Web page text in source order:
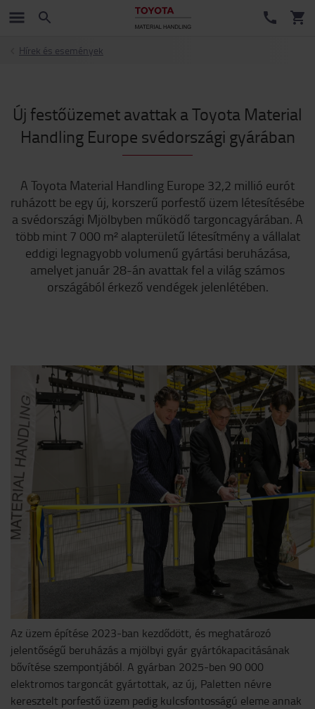
Hírek és események
Új festőüzemet avattak a Toyota Material
Handling Europe svédországi gyárában
A Toyota Material Handling Europe 32,2 millió eurót
ruházott be egy új, korszerű porfestő üzem létesítésébe
a svédországi Mjölbyben működő targoncagyárában. A
több mint 7 000 m² alapterületű létesítmény a vállalat
eddigi legnagyobb volumenű gyártási beruházása,
amelyet január 28-án avattak fel a világ számos
országából érkező vendégek jelenlétében.
Az üzem építése 2023-ban kezdődött, és meghatározó
jelentőségű beruházás a mjölbyi gyár gyártókapacitásának
bővítése szempontjából. A gyárban 2025-ben 90 000
elektromos targoncát gyártottak, az új, Paletten névre
keresztelt porfestő üzem pedig kulcsfontosságú eleme annak